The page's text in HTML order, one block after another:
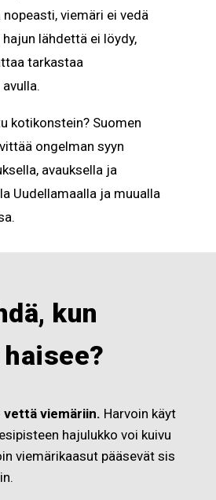
viemäri ei vedä
lähdettä ei löydy,
tarkastaa
kotikonstein? Suomen
ongelman syyn
avauksella ja
Uudellamaalla ja muualla
kun
vettä viemäriin. Harvoin käyt
hajulukko voi kuivu
viemärikaasut pääsevät sis